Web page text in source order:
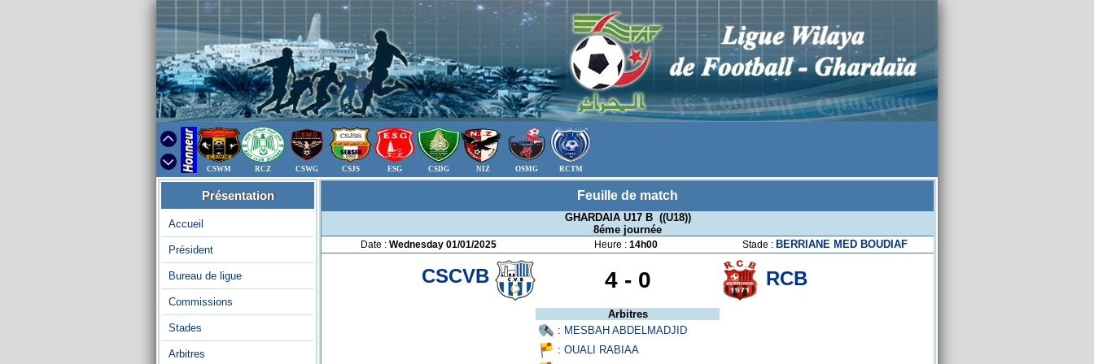
CSWM RCZ CSWG CSJS ESG CSDG NIZ OSMG RCTM
Présentation
Accueil
Président
Bureau de ligue
Commissions
Stades
Arbitres
Feuille de match
GHARDAIA U17 B ((U18))
8éme journée
Date : Wednesday 01/01/2025 Heure : 14h00 Stade : BERRIANE MED BOUDIAF
CSCVB 4 -0 RCB
Arbitres
: MESBAH ABDELMADJID
: OUALI RABIAA